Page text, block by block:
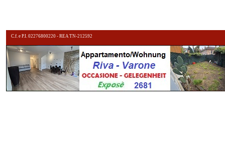
C.f. e P.I. 02276800220 - REA TN-212592